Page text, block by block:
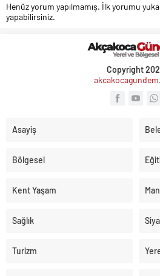
Henüz yorum yapılmamış. İlk yorumu
yapabilirsiniz.
Copyright
Asayiş
Bölgesel
Kent Yaşam
Sağlık
Turizm